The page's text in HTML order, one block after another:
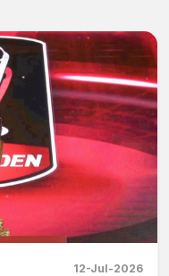
12-Jul-2026